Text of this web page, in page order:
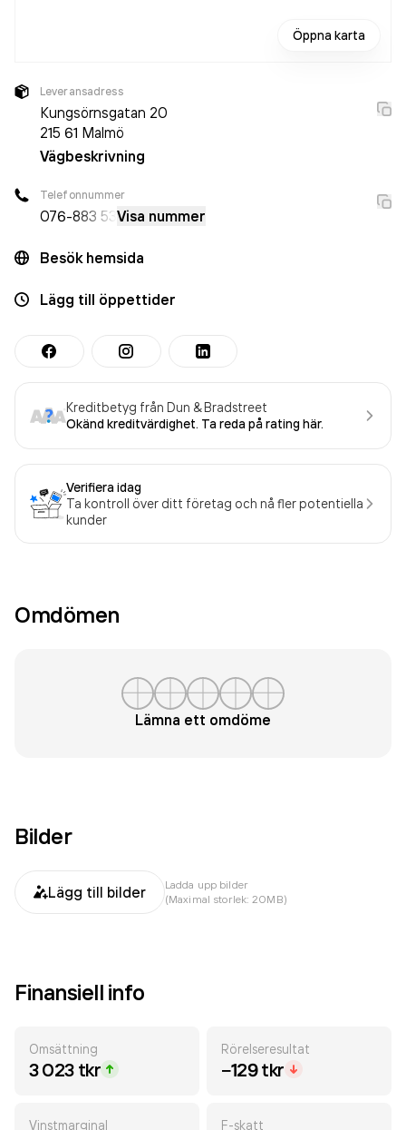
Öppna karta
Leveransadress
Kungsörnsgatan 20
215 61 Malmö
Vägbeskrivning
Telefonnummer
076-883 53 Visa nummer
Besök hemsida
Lägg till öppettider
Kreditbetyg från Dun & Bradstreet
Okänd kreditvärdighet. Ta reda på rating här.
Verifiera idag
Ta kontroll över ditt företag och nå fler potentiella
kunder
Omdömen
Lämna ett omdöme
Bilder
Lägg till bilder
Ladda upp bilder
(Maximal storlek: 20MB)
Finansiell info
Omsättning
3 023 tkr
Rörelseresultat
−129 tkr
Vinstmarginal F-skatt